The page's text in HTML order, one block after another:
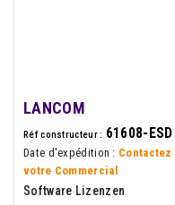
LANCOM
Réf constructeur : 61608-ESD
Date d'expédition : Contactez
votre Commercial
Software Lizenzen